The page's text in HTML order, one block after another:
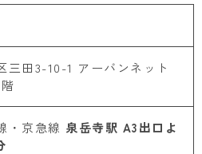
三田3-10-1 アーバンネット
・京急線 泉岳寺駅 A3出口よ